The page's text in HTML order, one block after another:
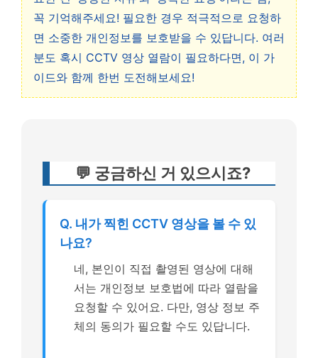
꼭 기억해주세요! 필요한 경우 적극적으로 요청하
면 소중한 개인정보를 보호받을 수 있답니다. 여러
분도 혹시 CCTV 영상 열람이 필요하다면, 이 가
이드와 함께 한번 도전해보세요!
💬 궁금하신 거 있으시죠?
Q. 내가 찍힌 CCTV 영상을 볼 수 있
나요?
네, 본인이 직접 촬영된 영상에 대해
서는 개인정보 보호법에 따라 열람을
요청할 수 있어요. 다만, 영상 정보 주
체의 동의가 필요할 수도 있답니다.